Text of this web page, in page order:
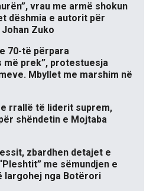
vrau me armë shokun
dëshmia e autorit për
Zuko
70-të përpara
më prek”, protestuesja
Mbyllet me marshim në
rrallë të liderit suprem,
shëndetin e Mojtaba
zbardhen detajet e
me sëmundjen e
largohej nga Botërori